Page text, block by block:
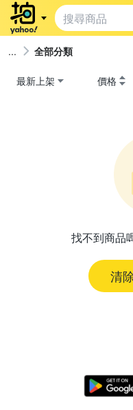
全部分類
最新上架 價格
找不到商品
清